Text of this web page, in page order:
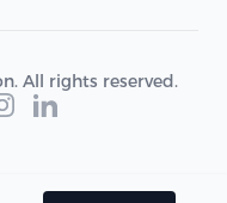
All rights reserved.